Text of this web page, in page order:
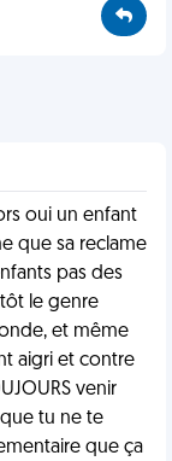
oui un enfant
que sa reclame
pas des
le genre
et même
aigri et contre
venir
tu ne te
que ça